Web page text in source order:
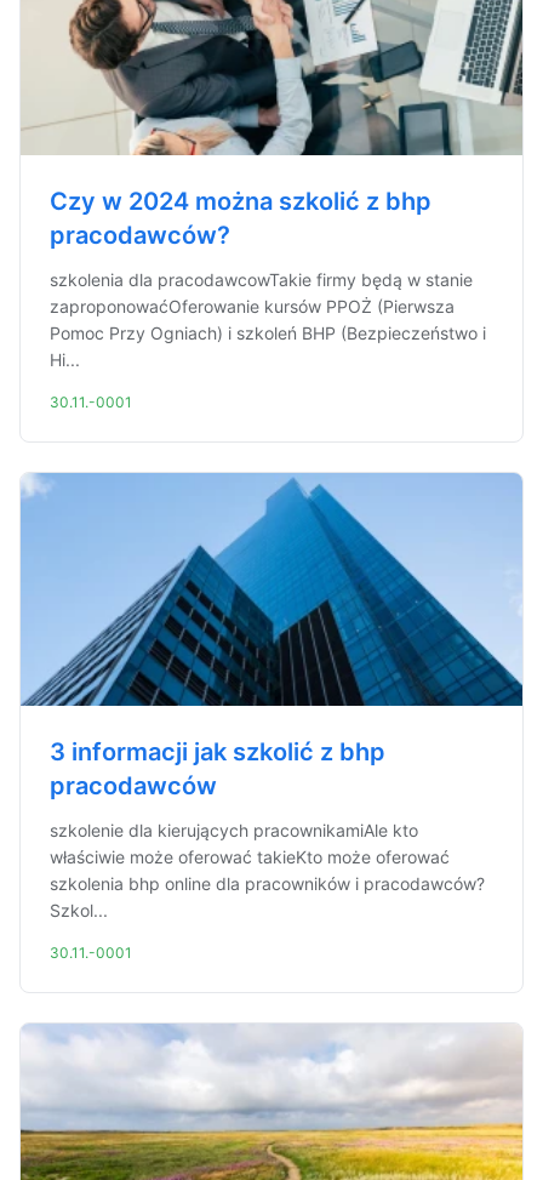
Czy w 2024 można szkolić z bhp
pracodawców?
szkolenia dla pracodawcowTakie firmy będą w stanie
zaproponowaćOferowanie kursów PPOŻ (Pierwsza
Pomoc Przy Ogniach) i szkoleń BHP (Bezpieczeństwo i
Hi...
30.11.-0001
3 informacji jak szkolić z bhp
pracodawców
szkolenie dla kierujących pracownikamiAle kto
właściwie może oferować takieKto może oferować
szkolenia bhp online dla pracowników i pracodawców?
Szkol...
30.11.-0001